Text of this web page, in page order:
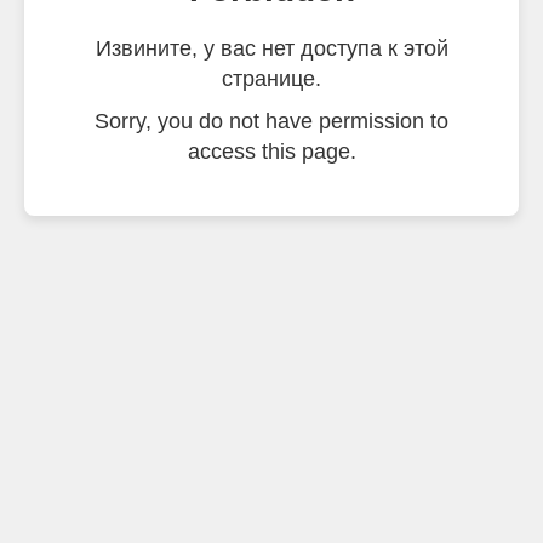
Извините, у вас нет доступа к этой
странице.
Sorry, you do not have permission to
access this page.